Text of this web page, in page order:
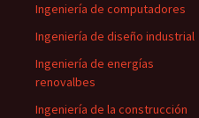
Ingeniería de computadores
Ingeniería de diseño industrial
Ingeniería de energías
renovalbes
Ingeniería de la construcción